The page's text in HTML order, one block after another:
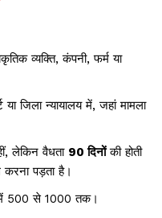
व्यक्ति, कंपनी, फर्म या
या जिला न्यायालय में, जहां मामला
लेकिन वैधता 90 दिनोंकी होती
करना पड़ता है।
₹500 से ₹1000 तक।